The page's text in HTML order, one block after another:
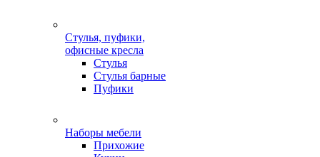
Стулья, пуфики,
офисные кресла
Стулья
Стулья барные
Пуфики
Наборы мебели
Прихожие